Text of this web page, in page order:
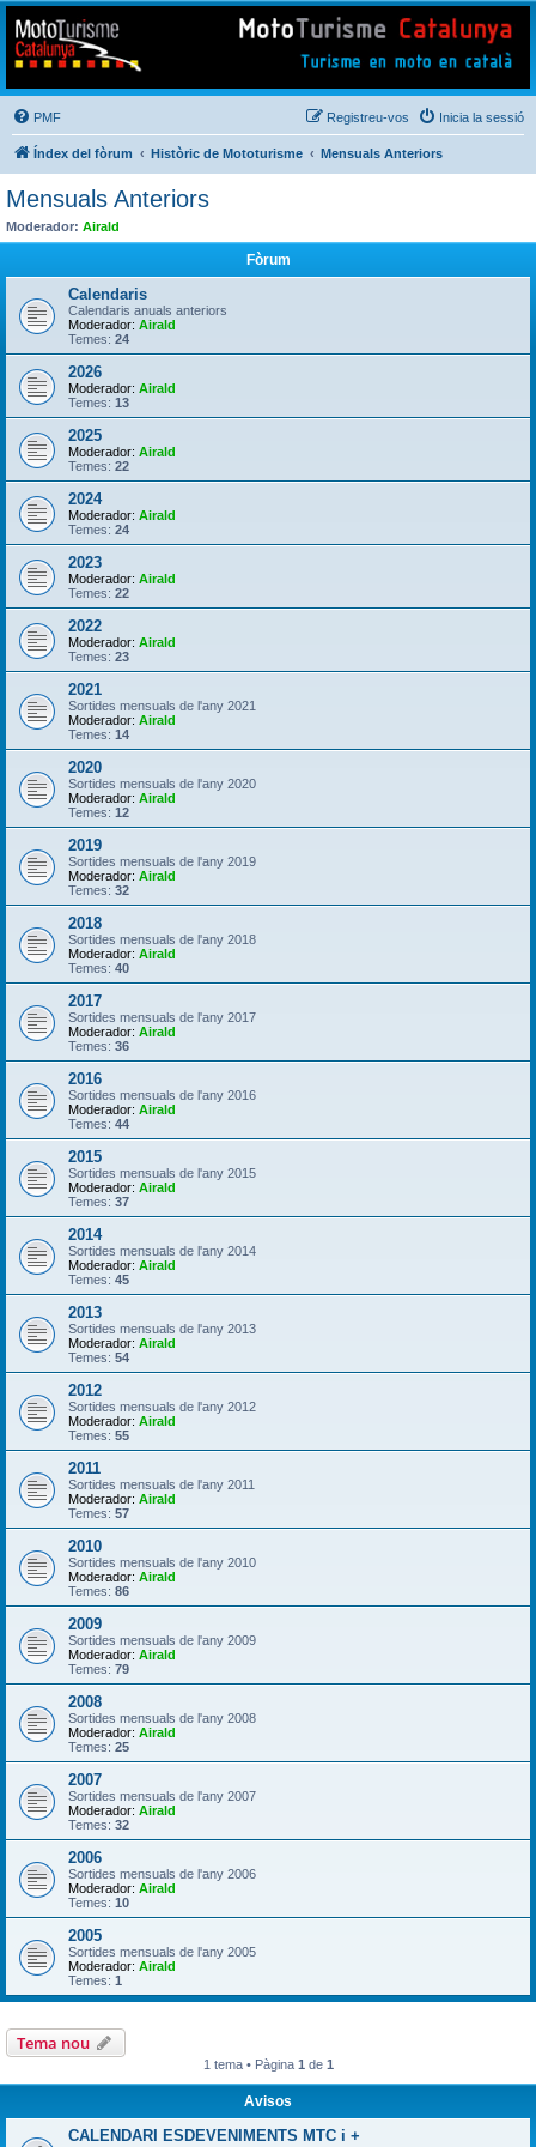
Mototurisme
Turisme en moto en català
PMF Inicia la sessió
Registreu-vos
Índex del fòrum Històric de Mototurisme Mensuals Anteriors
Mensuals Anteriors
Moderador: Airald
Fòrum
Calendaris
Calendaris anuals anteriors
Moderador: Airald
Temes: 24
2026
Moderador: Airald
Temes: 13
2025
Moderador: Airald
Temes: 22
2024
Moderador: Airald
Temes: 24
2023
Moderador: Airald
Temes: 22
2022
Moderador: Airald
Temes: 23
2021
Sortides mensuals de l'any 2021
Moderador: Airald
Temes: 14
2020
Sortides mensuals de l'any 2020
Moderador: Airald
Temes: 12
2019
Sortides mensuals de l'any 2019
Moderador: Airald
Temes: 32
2018
Sortides mensuals de l'any 2018
Moderador: Airald
Temes: 40
2017
Sortides mensuals de l'any 2017
Moderador: Airald
Temes: 36
2016
Sortides mensuals de l'any 2016
Moderador: Airald
Temes: 44
2015
Sortides mensuals de l'any 2015
Moderador: Airald
Temes: 37
2014
Sortides mensuals de l'any 2014
Moderador: Airald
Temes: 45
2013
Sortides mensuals de l'any 2013
Moderador: Airald
Temes: 54
2012
Sortides mensuals de l'any 2012
Moderador: Airald
Temes: 55
2011
Sortides mensuals de l'any 2011
Moderador: Airald
Temes: 57
2010
Sortides mensuals de l'any 2010
Moderador: Airald
Temes: 86
2009
Sortides mensuals de l'any 2009
Moderador: Airald
Temes: 79
2008
Sortides mensuals de l'any 2008
Moderador: Airald
Temes: 25
2007
Sortides mensuals de l'any 2007
Moderador: Airald
Temes: 32
2006
Sortides mensuals de l'any 2006
Moderador: Airald
Temes: 10
2005
Sortides mensuals de l'any 2005
Moderador: Airald
Temes: 1
Tema nou
1 tema • Pàgina 1 de 1
Avisos
CALENDARI ESDEVENIMENTS MTC i +